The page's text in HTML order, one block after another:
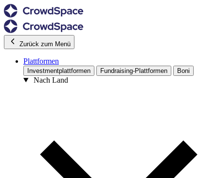
Zurück zum Menü
Plattformen
Investmentplattformen Fundraising-Plattformen Boni
Nach Land